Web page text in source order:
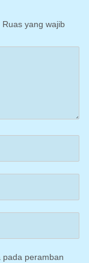
Ruas yang wajib
pada peramban